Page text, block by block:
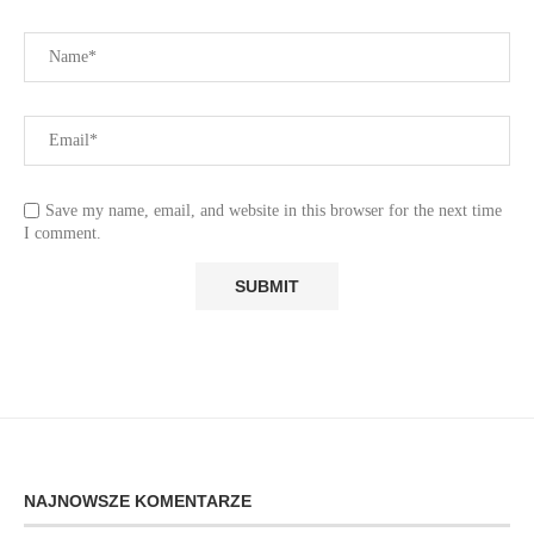
Save my name, email, and website in this browser for the next time
I comment.
NAJNOWSZE KOMENTARZE